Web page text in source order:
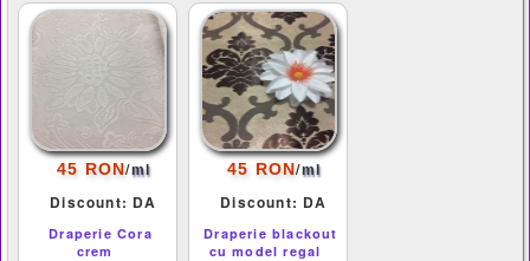
45 RON/ml
Discount: DA
Draperie Cora
crem
45 RON/ml
Discount: DA
Draperie blackout
cu model regal